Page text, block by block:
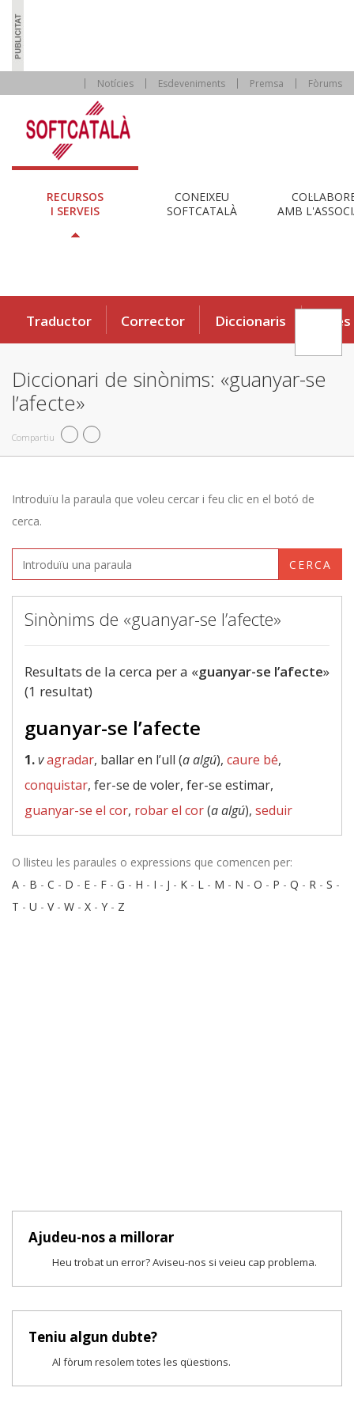
Notícies Esdeveniments Premsa Fòrums
RECURSOS
I SERVEIS
CONEIXEU
SOFTCATALÀ
AMB
Traductor Corrector Diccionaris Eines
Diccionari de sinònims: «guanyar-se
l’afecte»
Compartiu
Introduïu la paraula que voleu cercar i feu clic en el botó de
cerca.
CERCA
Sinònims de «guanyar-se l’afecte»
Resultats de la cerca per a «guanyar-se l’afecte»
(1 resultat)
guanyar-se l’afecte
1.vagradar, ballar en l’ull (a algú), caure bé,
conquistar, fer-se de voler, fer-se estimar,
guanyar-se el cor, robar el cor(a algú), seduir
O llisteu les paraules o expressions que comencen per:
A - B - C - D - E - F - G - H - I - J - K - L - M - N - O - P - Q - R - S -
T - U - V- W - X - Y - Z
Ajudeu-nos a millorar
Heu trobat un error? Aviseu-nos si veieu cap problema.
Teniu algun dubte?
Al fòrum resolem totes les qüestions.